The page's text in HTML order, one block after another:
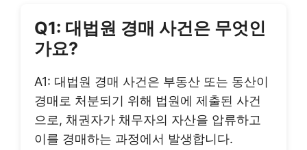
Q1: 대법원 경매 사건은 무엇인
가요?
A1: 대법원 경매 사건은 부동산 또는 동산이
경매로 처분되기 위해 법원에 제출된 사건
으로, 채권자가 채무자의 자산을 압류하고
이를 경매하는 과정에서 발생합니다.